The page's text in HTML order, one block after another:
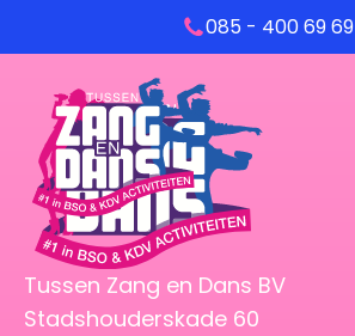
085 - 400 69 69
Tussen Zang en Dans BV
Stadshouderskade 60